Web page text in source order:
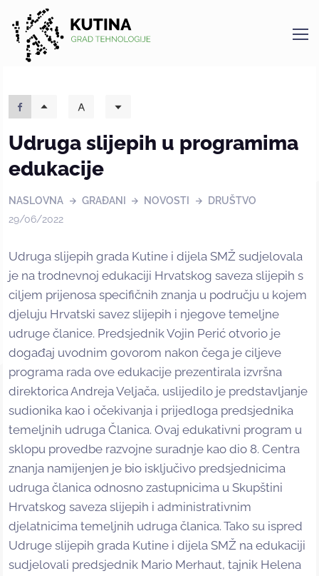
Kutina
Udruga slijepih u programima
edukacije
NASLOVNA GRAĐANI NOVOSTI
DRUŠTVO
29/06/2022
Udruga slijepih grada Kutine i dijela SMŽ sudjelovala
je na trodnevnoj edukaciji Hrvatskog saveza slijepih s
ciljem prijenosa specifičnih znanja u području u kojem
djeluju Hrvatski savez slijepih i njegove temeljne
udruge članice. Predsjednik Vojin Perić otvorio je
događaj uvodnim govorom nakon čega je ciljeve
programa rada ove edukacije prezentirala izvršna
direktorica Andreja Veljača, uslijedilo je predstavljanje
sudionika kao i očekivanja i prijedloga predsjednika
temeljnih udruga Članica. Ovaj edukativni program u
sklopu provedbe razvojne suradnje kao dio 8. Centra
znanja namijenjen je bio isključivo predsjednicima
udruga članica odnosno zastupnicima u Skupštini
Hrvatskog saveza slijepih i administrativnim
djelatnicima temeljnih udruga članica. Tako su ispred
Udruge slijepih grada Kutine i dijela SMŽ na edukaciji
sudjelovali predsjednik Mario Merhaut, tajnik Helena